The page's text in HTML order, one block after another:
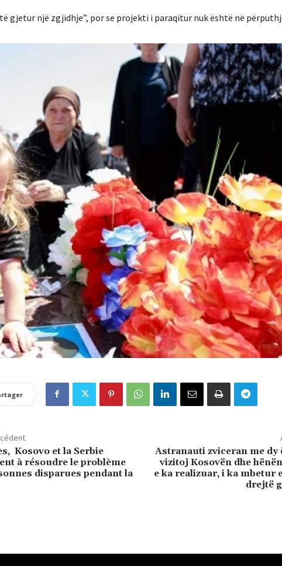
gjetur një zgjidhje”, por se projekti i paraqitur nuk është në
Kosovo et la Serbie
à résoudre le problème
disparues pendant la
Astranauti zviceran me dy
vizitoj Kosovën dhe
e ka realizuar, i ka mbetur
drejtë